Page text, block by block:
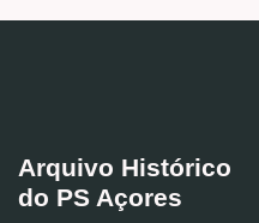
Arquivo Histórico
do PS Açores